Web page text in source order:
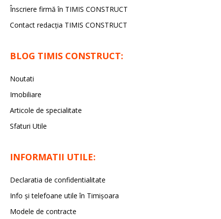
Înscriere firmă în TIMIS CONSTRUCT
Contact redacția TIMIS CONSTRUCT
BLOG TIMIS CONSTRUCT:
Noutati
Imobiliare
Articole de specialitate
Sfaturi Utile
INFORMATII UTILE:
Declaratia de confidentialitate
Info și telefoane utile în Timișoara
Modele de contracte